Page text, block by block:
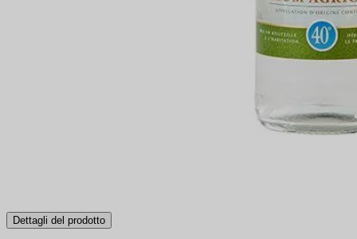
Dettagli del prodotto